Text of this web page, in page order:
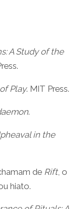
A Study of the
Play. MIT Press.
.
in the
de Rift, o
hiato.